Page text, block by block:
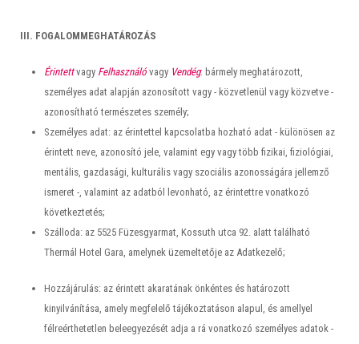
III. FOGALOMMEGHATÁROZÁS
Érintettvagy Felhasználóvagy Vendég: bármely meghatározott,
személyes adat alapján azonosított vagy - közvetlenül vagy közvetve -
azonosítható természetes személy;
Személyes adat: az érintettel kapcsolatba hozható adat - különösen az
érintett neve, azonosító jele, valamint egy vagy több fizikai, fiziológiai,
mentális, gazdasági, kulturális vagy szociális azonosságára jellemző
ismeret -, valamint az adatból levonható, az érintettre vonatkozó
következtetés;
Szálloda: az 5525 Füzesgyarmat, Kossuth utca 92. alatt található
Thermál Hotel Gara, amelynek üzemeltetője az Adatkezelő;
Hozzájárulás: az érintett akaratának önkéntes és határozott
kinyilvánítása, amely megfelelő tájékoztatáson alapul, és amellyel
félreérthetetlen beleegyezését adja a rá vonatkozó személyes adatok -